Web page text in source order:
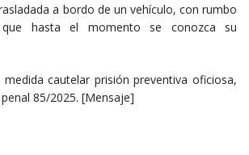
a bordo de un vehículo, con rumbo
que hasta el momento se conozca su
cautelar prisión preventiva oficiosa,
85/2025. [Mensaje]